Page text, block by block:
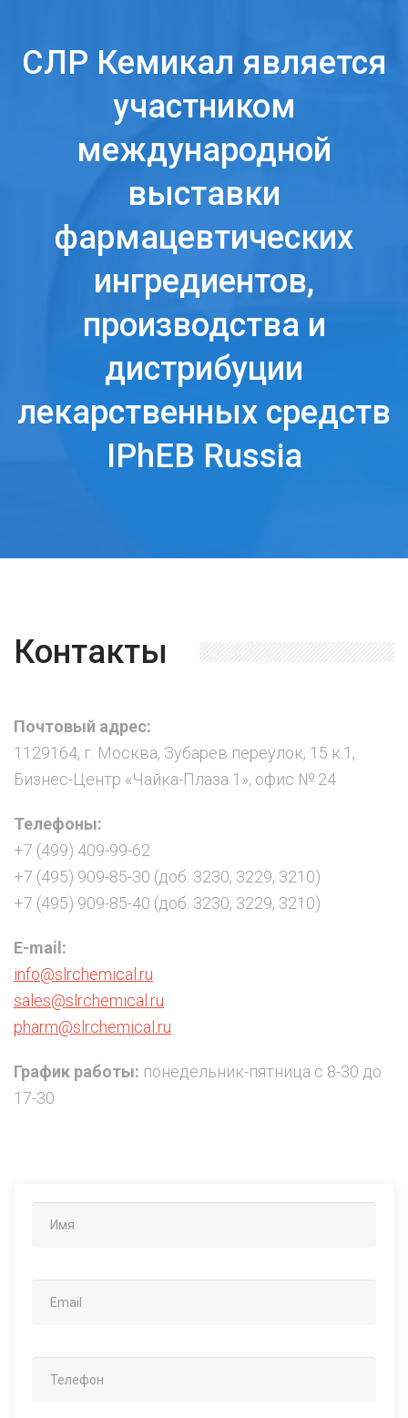
СЛР Кемикал является
участником
международной
выставки
фармацевтических
ингредиентов,
производства и
дистрибуции
лекарственных средств
IPhEB Russia
Контакты
Почтовый адрес:
1129164, г. Москва, Зубарев переулок, 15 к.1,
Бизнес-Центр «Чайка-Плаза 1», офис № 24
Телефоны:
+7 (499) 409-99-62
+7 (495) 909-85-30 (доб. 3230, 3229, 3210)
+7 (495) 909-85-40 (доб. 3230, 3229, 3210)
E-mail:
info@slrchemical.ru
sales@slrchemical.ru
pharm@slrchemical.ru
График работы: понедельник-пятница с 8-30 до
17-30